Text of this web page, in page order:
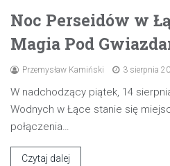
Noc Perseidów w
Magia Pod
Przemysław Kamiński 3 sierpnia
W nadchodzący piątek, 14
Wodnych w Łące stanie się
połączenia…
Czytaj dalej